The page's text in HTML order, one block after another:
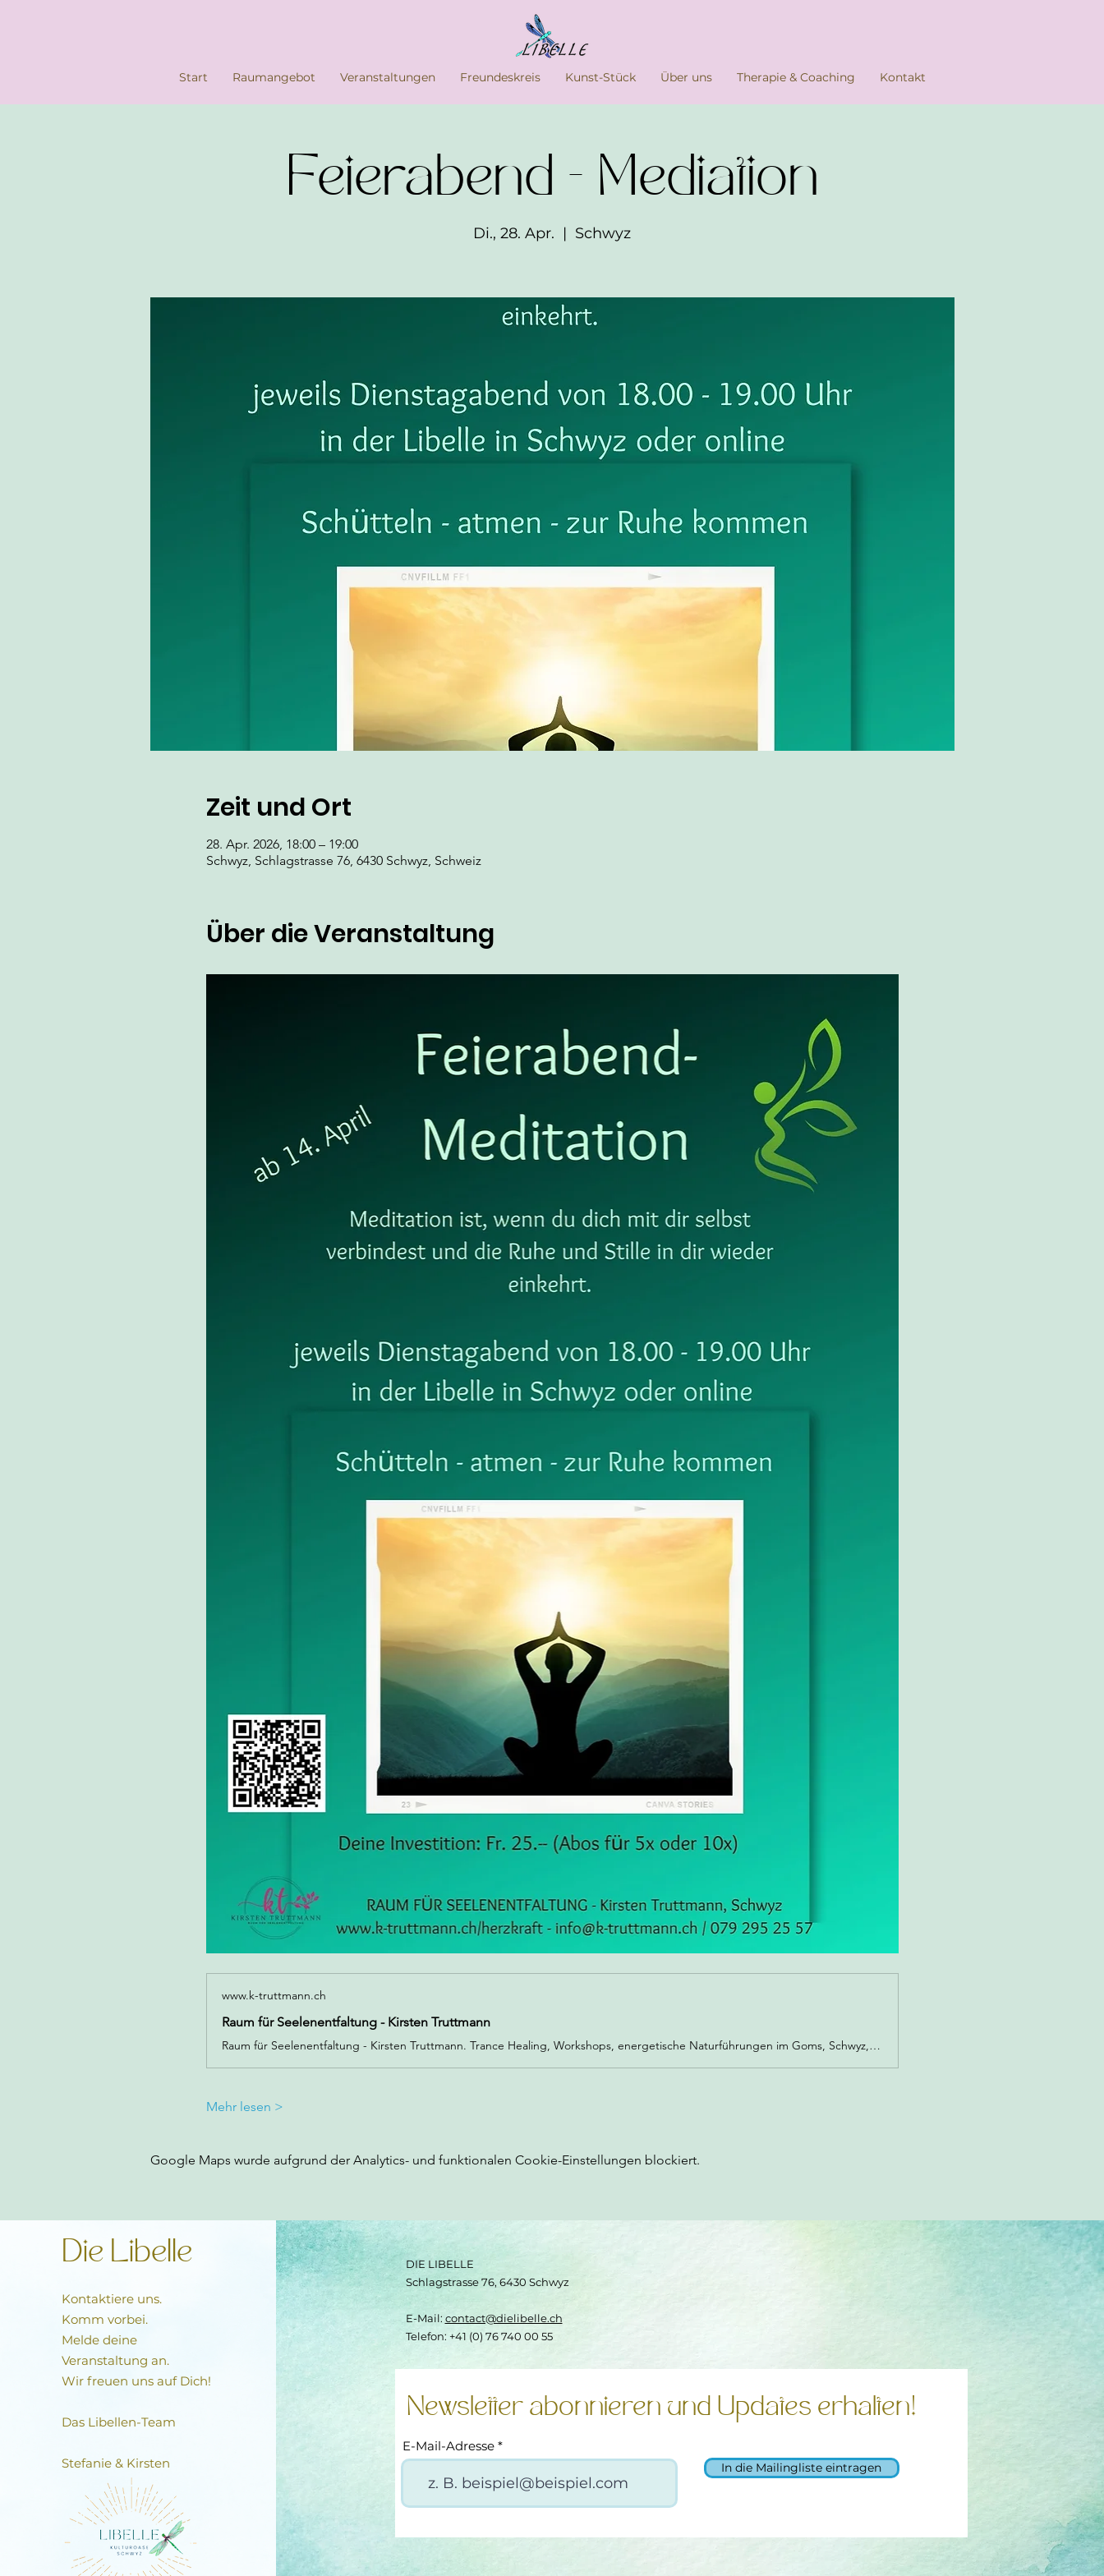
Start Raumangebot Veranstaltungen Freundeskreis Kunst-Stück Über uns Therapie & Coaching Kontakt
Feierabend - Mediation
Di., 28. Apr.
  |
Schwyz
Zeit und Ort
28. Apr. 2026, 18:00 – 19:00
Schwyz, Schlagstrasse 76, 6430 Schwyz, Schweiz
Über die Veranstaltung
www.k-truttmann.ch
Raum für Seelenentfaltung - Kirsten Truttmann
Raum für Seelenentfaltung - Kirsten Truttmann. Trance Healing, Workshops, energetische Naturführungen im Goms, Schwyz, Brunnen, Healingsessionen und Coaching.
Mehr lesen >
Google Maps wurde aufgrund der Analytics- und funktionalen Cookie-Einstellungen blockiert.
Die Libelle
Kontaktiere uns.
Komm vorbei.
Melde deine
Veranstaltung an.
Wir freuen uns auf Dich!
Das Libellen-Team​
Stefanie & Kirsten
DIE LIBELLE
Schlagstrasse 76, 6430 Schwyz
E-Mail: contact@dielibelle.ch
Telefon: +41 (0) 76 740 00 55
Newsletter abonnieren und Updates erhalten!
E-Mail-Adresse
In die Mailingliste eintragen